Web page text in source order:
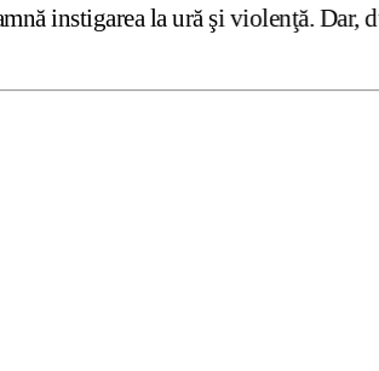
la ură şi violenţă. Dar, după